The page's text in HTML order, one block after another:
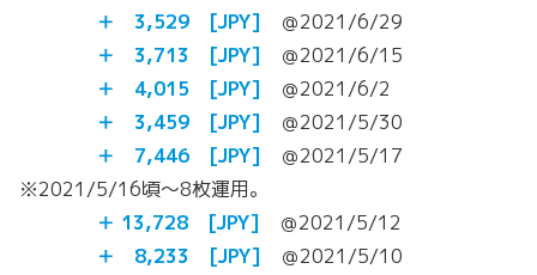
＋ 3,529 [JPY] ＠2021/6/29
＋ 3,713 [JPY] ＠2021/6/15
＋ 4,015 [JPY] ＠2021/6/2
＋ 3,459 [JPY] ＠2021/5/30
＋
7,446 [JPY] ＠2021/5/17
※2021/5/16頃～8枚運用。
＋ 13,728 [JPY] ＠2021/5/12
＋ 8,233 [JPY] ＠2021/5/10